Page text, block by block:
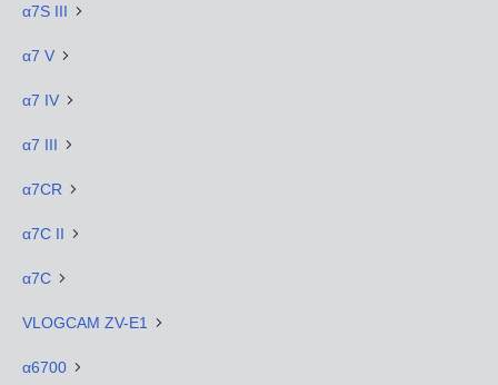
α7S III
α7 V
α7 IV
α7 III
α7CR
α7C II
α7C
VLOGCAM ZV-E1
α6700